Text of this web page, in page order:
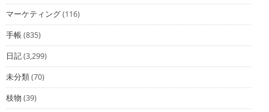
マーケティング(116)
手帳(835)
日記(3,299)
未分類(70)
枝物 (39)